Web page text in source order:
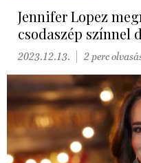
Jennifer Lopez
csodaszép színnel
2023.12.13. 2 perc